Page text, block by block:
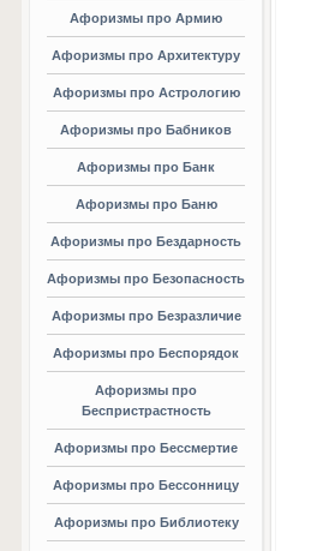
Афоризмы про Армию
Афоризмы про Архитектуру
Афоризмы про Астрологию
Афоризмы про Бабников
Афоризмы про Банк
Афоризмы про Баню
Афоризмы про Бездарность
Афоризмы про Безопасность
Афоризмы про Безразличие
Афоризмы про Беспорядок
Афоризмы про
Беспристрастность
Афоризмы про Бессмертие
Афоризмы про Бессонницу
Афоризмы про Библиотеку